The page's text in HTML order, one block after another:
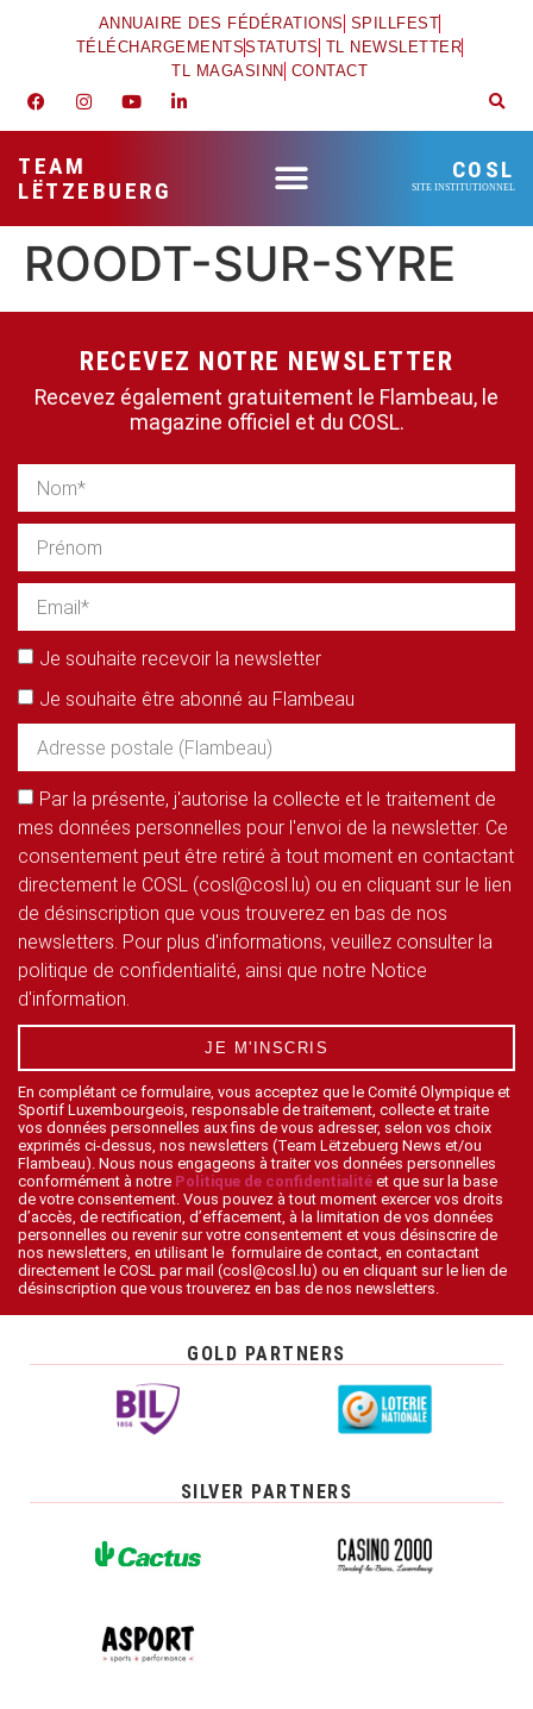
ANNUAIRE DES FÉDÉRATIONS SPILLFEST
TÉLÉCHARGEMENTSSTATUTS TL NEWSLETTER
TL MAGASINN CONTACT
TEAM
LËTZEBUERG
COSL
SITE INSTITUTIONNEL
ROODT-SUR-SYRE
RECEVEZ NOTRE NEWSLETTER
Recevez également gratuitement le Flambeau, le
magazine officiel et du COSL.
Je souhaite recevoir la newsletter
Je souhaite être abonné au Flambeau
Par la présente, j'autorise la collecte et le traitement de
mes données personnelles pour l'envoi de la newsletter. Ce
consentement peut être retiré à tout moment en contactant
directement le COSL (cosl@cosl.lu) ou en cliquant sur le lien
de désinscription que vous trouverez en bas de nos
newsletters. Pour plus d'informations, veuillez consulter la
politique de confidentialité, ainsi que notre Notice
d'information.
JE M'INSCRIS
En complétant ce formulaire, vous acceptez que le Comité Olympique et
Sportif Luxembourgeois, responsable de traitement, collecte et traite
vos données personnelles aux fins de vous adresser, selon vos choix
exprimés ci-dessus, nos newsletters (Team Lëtzebuerg News et/ou
Flambeau). Nous nous engageons à traiter vos données personnelles
conformément à notre Politique de confidentialité et que sur la base
de votre consentement. Vous pouvez à tout moment exercer vos droits
d’accès, de rectification, d’effacement, à la limitation de vos données
personnelles ou revenir sur votre consentement et vous désinscrire de
nos newsletters, en utilisant le formulaire de contact, en contactant
directement le COSL par mail (cosl@cosl.lu) ou en cliquant sur le lien de
désinscription que vous trouverez en bas de nos newsletters.
GOLD PARTNERS
SILVER PARTNERS